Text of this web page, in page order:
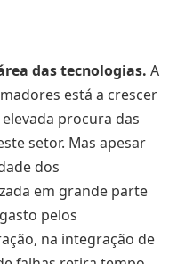
das tecnologias. A
está a crescer
procura das
setor. Mas apesar
dos
em grande parte
pelos
na integração de